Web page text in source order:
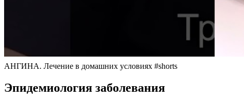
АНГИНА. Лечение в домашних условиях #shorts
Эпидемиология заболевания